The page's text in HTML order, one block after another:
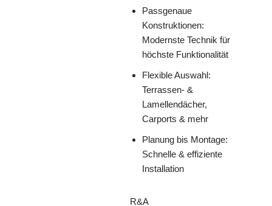
Passgenaue
Konstruktionen:
Modernste Technik für
höchste Funktionalität
Flexible Auswahl:
Terrassen- &
Lamellendächer,
Carports & mehr
Planung bis Montage:
Schnelle & effiziente
Installation
R&A